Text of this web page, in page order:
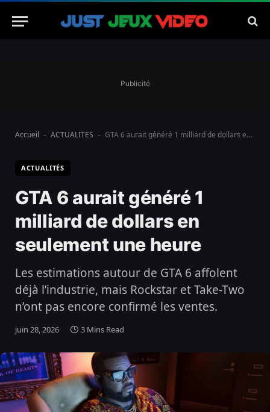
Publicité
Accueil - ACTUALITÉS - GTA 6 aurait généré 1 milliard de dollars en seulement une heure
ACTUALITÉS
GTA 6 aurait généré 1
milliard de dollars en
seulement une heure
Les estimations autour de GTA 6 affolent
déjà l’industrie, mais Rockstar et Take-Two
n’ont pas encore confirmé les ventes.
juin 28, 2026 3 Mins Read